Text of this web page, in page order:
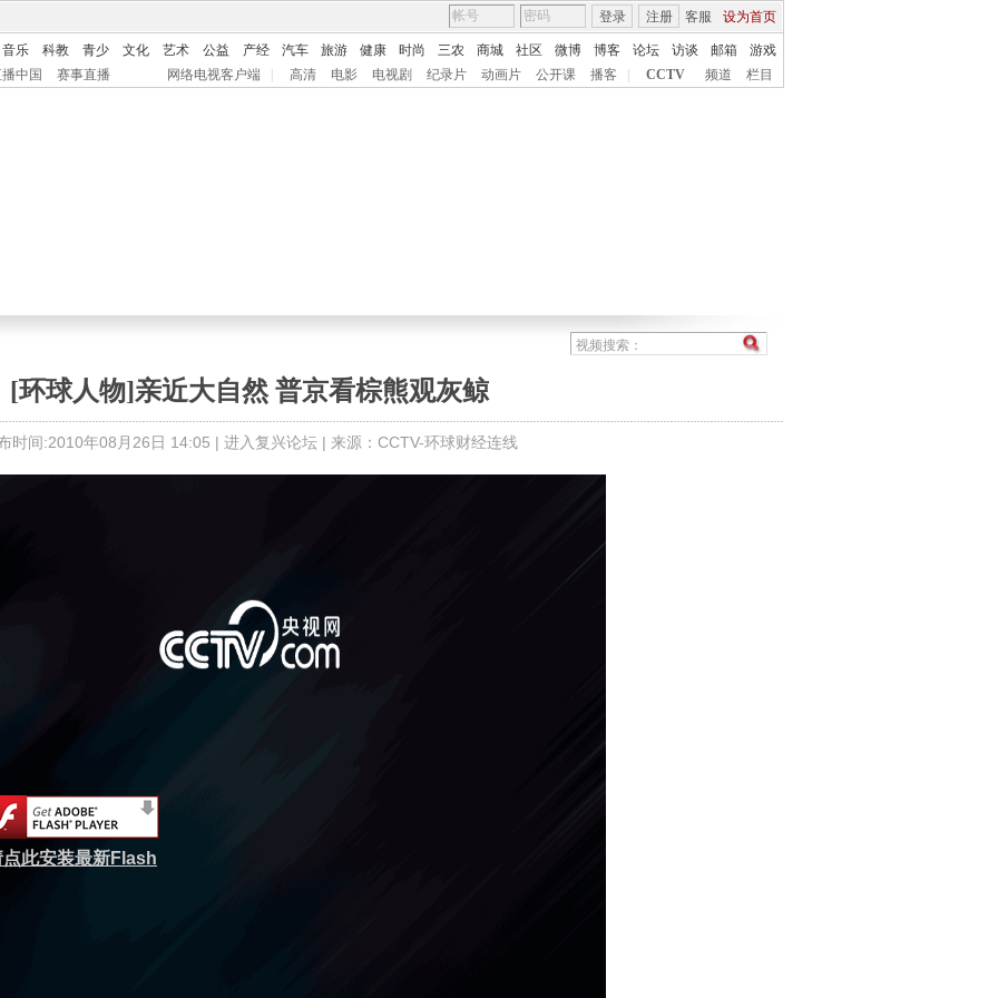
客服 设为首页
登录 注册
音乐 科教 青少 文化 艺术 公益 产经 汽车 旅游 健康 时尚 三农 商城 社区 微博 博客 论坛 访谈 邮箱
游戏
中国
赛事直播 网络电视客户端 高清 电影 电视剧 纪录片 动画片 公开课 播客 CCTV 频道 栏目
[环球人物]亲近大自然 普京看棕熊观灰鲸
时间:2010年08月26日 14:05 | 进入复兴论坛 | 来源：CCTV-环球财经连线
点此安装最新Flash